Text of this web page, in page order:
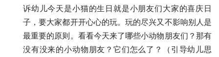
诉幼儿今天是小猫的生日就是小朋友们大家的喜庆日
子，要大家都开开心心的玩。玩的尽兴又不影响别人是
最重要的原则。看看今天来了哪些小动物朋友们？那有
没有没来的小动物朋友？它们怎么了？（引导幼儿思